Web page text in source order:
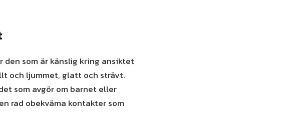
som är känslig kring ansiktet
och ljummet, glatt och strävt.
som avgör om barnet eller
rad obekväma kontakter som